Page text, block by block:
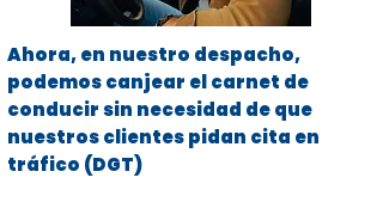
Ahora, en nuestro despacho,
podemos canjear el carnet de
conducir sin necesidad de que
nuestros clientes pidan cita en
tráfico (DGT)